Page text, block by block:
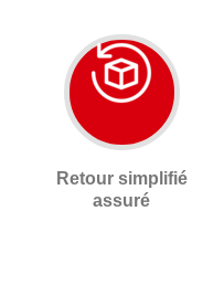
Retour simplifié
assuré